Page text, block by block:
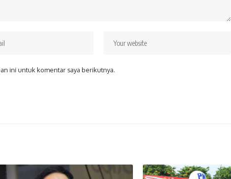
ini untuk komentar saya berikutnya.